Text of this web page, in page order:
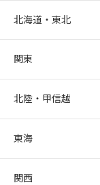
北海道・東北
関東
北陸・甲信越
東海
関西